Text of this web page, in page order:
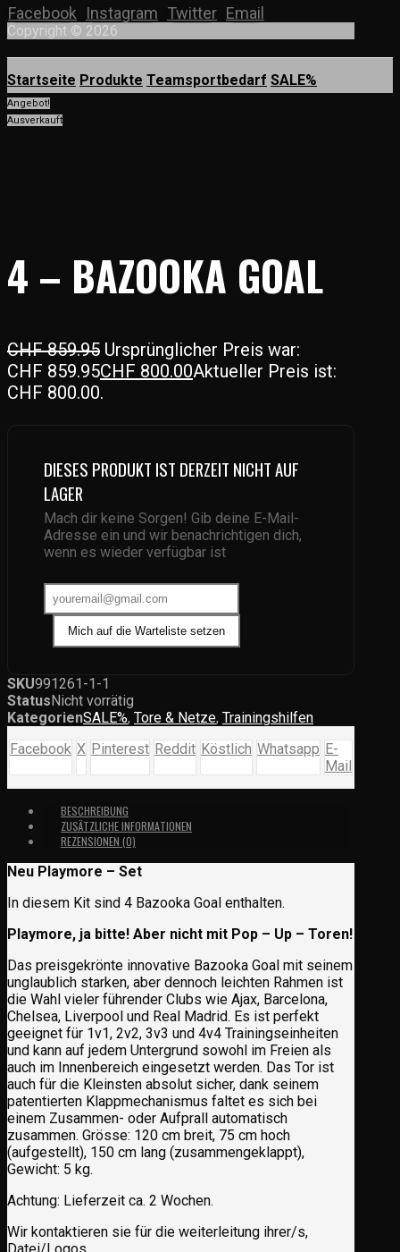
Facebook Instagram Twitter Email
Copyright © 2026
Startseite Produkte Teamsportbedarf SALE%
Angebot!
Ausverkauft
4 – BAZOOKA GOAL
CHF859.95 Ursprünglicher Preis war:
CHF 859.95CHF 800.00Aktueller Preis ist:
CHF 800.00.
DIESES PRODUKT IST DERZEIT NICHT AUF
LAGER
Mach dir keine Sorgen! Gib deine E-Mail-
Adresse ein und wir benachrichtigen dich,
wenn es wieder verfügbar ist
Mich auf die Warteliste setzen
SKU991261-1-1
StatusNicht vorrätig
KategorienSALE%, Tore & Netze, Trainingshilfen
Facebook X Pinterest Reddit Köstlich Whatsapp E-
Mail
BESCHREIBUNG
ZUSÄTZLICHE INFORMATIONEN
REZENSIONEN (0)
Neu Playmore – Set
In diesem Kit sind 4 Bazooka Goal enthalten.
Playmore, ja bitte! Aber nicht mit Pop – Up – Toren!
Das preisgekrönte innovative Bazooka Goal mit seinem
unglaublich starken, aber dennoch leichten Rahmen ist
die Wahl vieler führender Clubs wie Ajax, Barcelona,
Chelsea, Liverpool und Real Madrid. Es ist perfekt
geeignet für 1v1, 2v2, 3v3 und 4v4 Trainingseinheiten
und kann auf jedem Untergrund sowohl im Freien als
auch im Innenbereich eingesetzt werden. Das Tor ist
auch für die Kleinsten absolut sicher, dank seinem
patentierten Klappmechanismus faltet es sich bei
einem Zusammen- oder Aufprall automatisch
zusammen. Grösse: 120 cm breit, 75 cm hoch
(aufgestellt), 150 cm lang (zusammengeklappt),
Gewicht: 5 kg.
Achtung: Lieferzeit ca. 2 Wochen.
Wir kontaktieren sie für die weiterleitung ihrer/s,
Datei/Logos.